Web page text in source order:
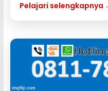
Pelajari selengkapnya